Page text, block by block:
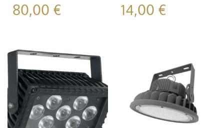
80,00 € 14,00 €